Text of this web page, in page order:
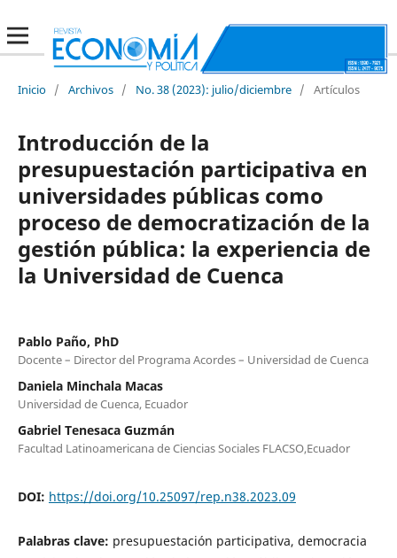
Inicio / Archivos / No. 38 (2023): julio/diciembre / Artículos
Introducción de la
presupuestación participativa en
universidades públicas como
proceso de democratización de la
gestión pública: la experiencia de
la Universidad de Cuenca
Pablo Paño, PhD
Docente – Director del Programa Acordes – Universidad de Cuenca
Daniela Minchala Macas
Universidad de Cuenca, Ecuador
Gabriel Tenesaca Guzmán
Facultad Latinoamericana de Ciencias Sociales FLACSO,Ecuador
DOI: https://doi.org/10.25097/rep.n38.2023.09
Palabras clave: presupuestación participativa, democracia